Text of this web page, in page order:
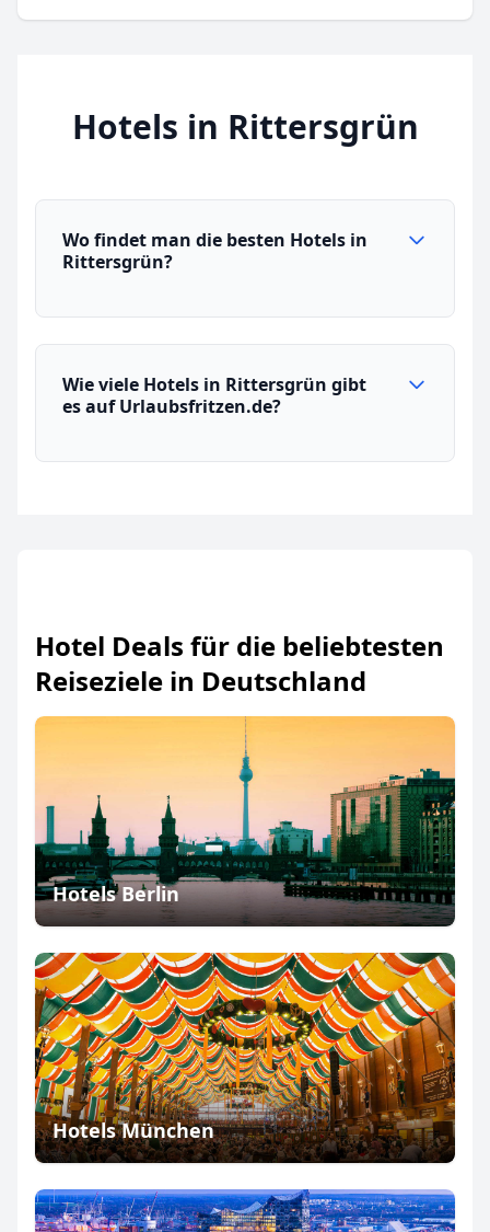
Hotels in Rittersgrün
Wo findet man die besten Hotels in
Rittersgrün?
Wie viele Hotels in Rittersgrün gibt
es auf Urlaubsfritzen.de?
Hotel Deals für die beliebtesten
Reiseziele in Deutschland
Hotels Berlin
Hotels München